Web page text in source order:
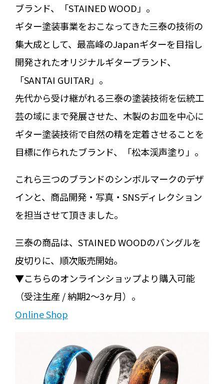
ブランド、「STAINED WOOD」。
ギター塗装事業をおこなってきた三泰の技術の
集大成として、最高峰のJapanギターを目指し
開発されたオリジナルギターブランド、
「SANTAI GUITAR」。
先代から受け継がれる三泰の塗装技術を伝統工
芸の域にまで発展させた、木製のお皿を中心に
ギター塗装技術で自然の精を定着させることを
目標に作られたブランド、「松本渓声塗り」。
これら三つのブランドのシンボルマークのデザ
インと、商品開発・写真・SNSディレクション
を担当させて頂きました。
三泰の商品は、STAINED WOODのバングルを
皮切りに、順次販売開始。
▼こちらのオンラインショップより購入可能
（受注生産 / 納期2〜3ヶ月）。
Online Shop